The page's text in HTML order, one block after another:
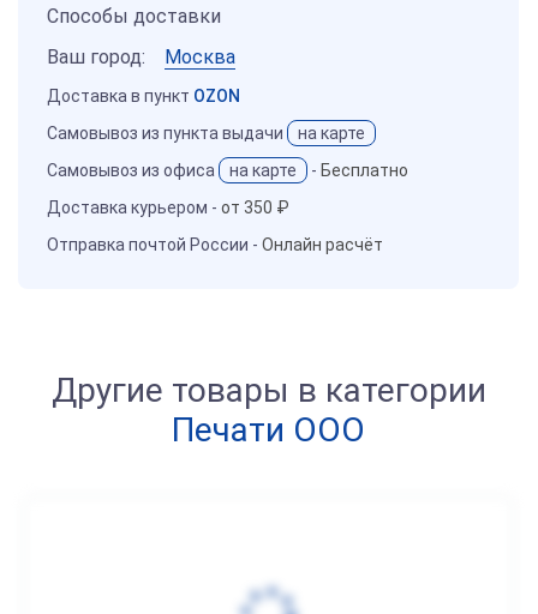
Способы доставки
Ваш город:
Москва
Доставка в пункт OZON
Самовывоз из пункта выдачи
на карте
Самовывоз из офиса
на карте - Бесплатно
Доставка курьером - от 350 ₽
Отправка почтой России - Онлайн расчёт
Другие товары в категории
Печати ООО